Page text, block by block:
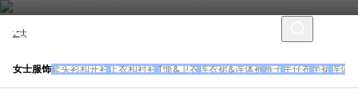
女士
女士服饰 套头衫和开衫 上衣和衬衫 T恤&卫衣 连衣裙&连体裤 裤子 牛仔布 半裙 连体